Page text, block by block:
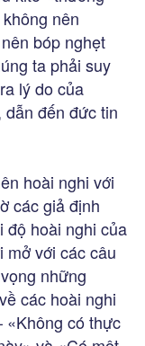
nên
bóp nghẹt
ta phải suy
lý do của
đến đức tin
hoài nghi với
các giả định
độ hoài nghi của
mở với các câu
những
các hoài nghi
«Không có thực